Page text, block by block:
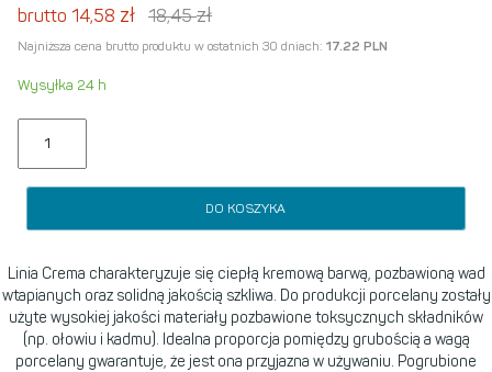
brutto 14,58 zł 18,45zł
Najniższa cena brutto produktu w ostatnich 30 dniach: 17.22 PLN
Wysyłka 24 h
DO KOSZYKA
Linia Crema charakteryzuje się ciepłą kremową barwą, pozbawioną wad
wtapianych oraz solidną jakością szkliwa. Do produkcji porcelany zostały
użyte wysokiej jakości materiały pozbawione toksycznych składników
(np. ołowiu i kadmu). Idealna proporcja pomiędzy grubością a wagą
porcelany gwarantuje, że jest ona przyjazna w używaniu. Pogrubione